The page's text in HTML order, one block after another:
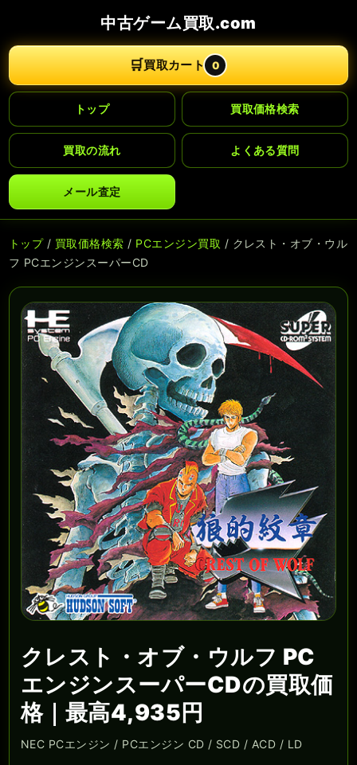
中古ゲーム買取.com
🛒買取カート 0
トップ 買取価格検索
買取の流れ よくある質問
メール査定
トップ/ 買取価格検索 / PCエンジン買取 / クレスト・オブ・ウル
フ PCエンジンスーパーCD
クレスト・オブ・ウルフ PC
エンジンスーパーCDの買取価
格｜最高4,935円
NEC PCエンジン / PCエンジン CD / SCD / ACD / LD